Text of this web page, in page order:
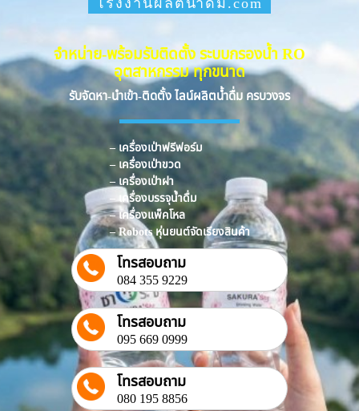
จำหน่าย-พร้อมรับติดตั้ง ระบบกรองน้ำ RO
อุตสาหกรรม ทุกขนาด
รับจัดหา-นำเข้า-ติดตั้ง ไลน์ผลิตน้ำดื่ม ครบวงจร
– เครื่องเป่าฟรีฟอร์ม
– เครื่องเป่าขวด
– เครื่องเป่าฝา
– เครื่องบรรจุน้ำดื่ม
– เครื่องแพ็คโหล
– Robots หุ่นยนต์จัดเรียงสินค้า
โทรสอบถาม
084 355 9229
โทรสอบถาม
095 669 0999
โทรสอบถาม
080 195 8856